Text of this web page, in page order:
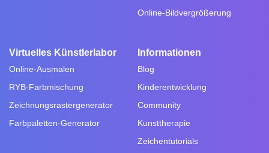
Online-Bildvergrößerung
Virtuelles Künstlerlabor
Online-Ausmalen
RYB-Farbmischung
Zeichnungsrastergenerator
Farbpaletten-Generator
Informationen
Blog
Kinderentwicklung
Community
Kunsttherapie
Zeichentutorials